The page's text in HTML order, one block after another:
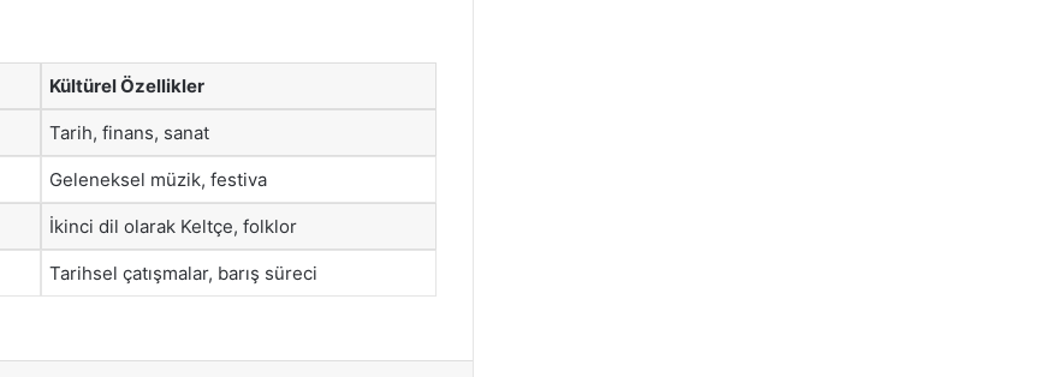
Kültürel Özellikler
Tarih, finans, sanat
Geleneksel müzik, festiva
İkinci dil olarak Keltçe, folklor
Tarihsel çatışmalar, barış süreci